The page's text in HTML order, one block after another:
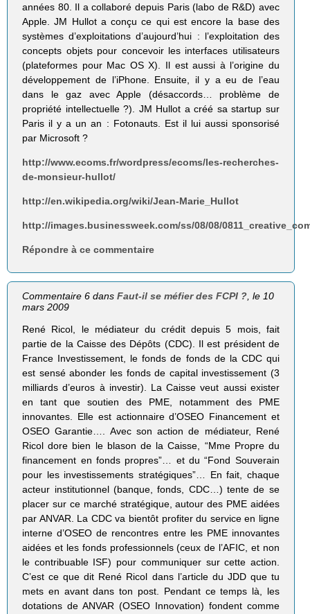
années 80. Il a collaboré depuis Paris (labo de R&D) avec
Apple. JM Hullot a conçu ce qui est encore la base des
systèmes d’exploitations d’aujourd’hui : l’exploitation des
concepts objets pour concevoir les interfaces utilisateurs
(plateformes pour Mac OS X). Il est aussi à l’origine du
développement de l’iPhone. Ensuite, il y a eu de l’eau
dans le gaz avec Apple (désaccords… problème de
propriété intellectuelle ?). JM Hullot a créé sa startup sur
Paris il y a un an : Fotonauts. Est il lui aussi sponsorisé
par Microsoft ?
http://www.ecoms.fr/wordpress/ecoms/les-recherches-
de-monsieur-hullot/
http://en.wikipedia.org/wiki/Jean-Marie_Hullot
http://images.businessweek.com/ss/08/08/
Répondre à ce commentaire
Commentaire 6 dansFaut-il se méfier des FCPI ? , le 10
mars 2009
René Ricol, le médiateur du crédit depuis 5 mois, fait
partie de la Caisse des Dépôts (CDC). Il est président de
France Investissement, le fonds de fonds de la CDC qui
est sensé abonder les fonds de capital investissement (3
milliards d’euros à investir). La Caisse veut aussi exister
en tant que soutien des PME, notamment des PME
innovantes. Elle est actionnaire d’OSEO Financement et
OSEO Garantie…. Avec son action de médiateur, René
Ricol dore bien le blason de la Caisse, “Mme Propre du
financement en fonds propres”… et du “Fond Souverain
pour les investissements stratégiques”… En fait, chaque
acteur institutionnel (banque, fonds, CDC…) tente de se
placer sur ce marché stratégique, autour des PME aidées
par ANVAR. La CDC va bientôt profiter du service en ligne
interne d’OSEO de rencontres entre les PME innovantes
aidées et les fonds professionnels (ceux de l’AFIC, et non
le contribuable ISF) pour communiquer sur cette action.
C’est ce que dit René Ricol dans l’article du JDD que tu
mets en avant dans ton post. Pendant ce temps là, les
dotations de ANVAR (OSEO Innovation) fondent comme